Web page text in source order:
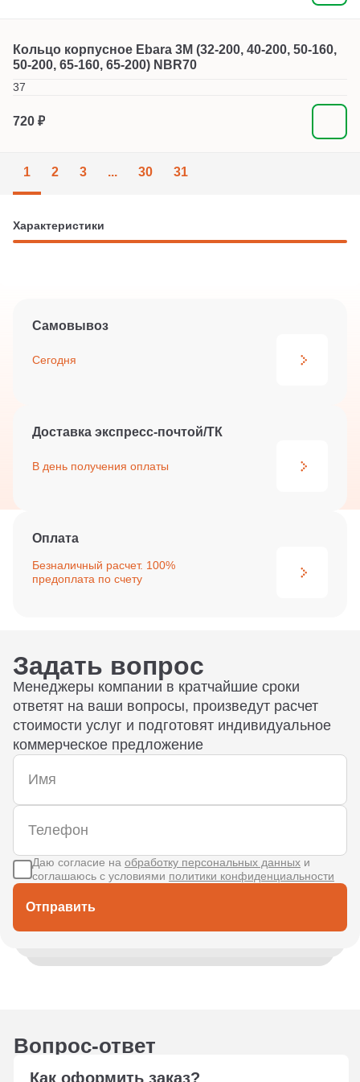
Кольцо корпусное Ebara 3M (32-200, 40-200, 50-160,
50-200, 65-160, 65-200) NBR70
37
720 ₽
1 2 3 ... 30 31
Характеристики
Самовывоз
Сегодня
Доставка экспресс-почтой/ТК
В день получения оплаты
Оплата
Безналичный расчет. 100%
предоплата по счету
Задать вопрос
Менеджеры компании в кратчайшие сроки
ответят на ваши вопросы, произведут расчет
стоимости услуг и подготовят индивидуальное
коммерческое предложение
Отправить
Даю согласие на обработку персональных данных и
соглашаюсь с условиями политики конфиденциальности
Вопрос-ответ
Как оформить заказ?